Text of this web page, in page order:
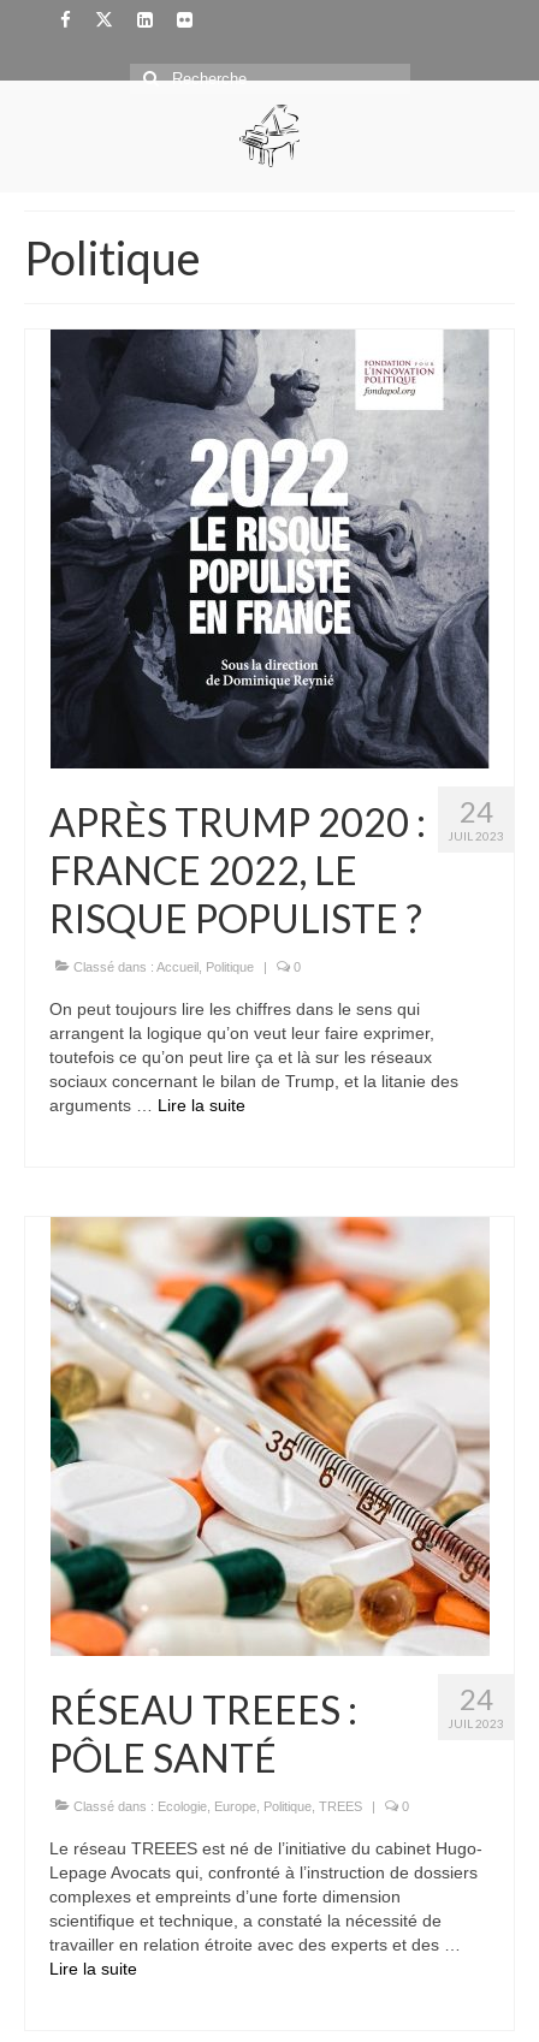
Rechercher
Politique
24
JUIL 2023
APRÈS TRUMP 2020 :
FRANCE 2022, LE
RISQUE POPULISTE ?
Classé dans : Accueil Politique | 0
On peut toujours lire les chiffres dans le sens qui
arrangent la logique qu’on veut leur faire exprimer,
toutefois ce qu’on peut lire ça et là sur les réseaux
sociaux concernant le bilan de Trump, et la litanie des
arguments … Lire la suite­­
24
JUIL 2023
RÉSEAU TREEES :
PÔLE SANTÉ
Classé dans : Ecologie Europe Politique TREES | 0
Le réseau TREEES est né de l’initiative du cabinet Hugo-
Lepage Avocats qui, confronté à l’instruction de dossiers
complexes et empreints d’une forte dimension
scientifique et technique, a constaté la nécessité de
travailler en relation étroite avec des experts et des …
Lire la suite­­